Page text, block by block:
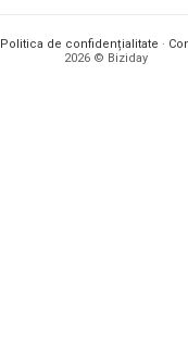
Politica de confidențialitate ·
2026 © Biziday